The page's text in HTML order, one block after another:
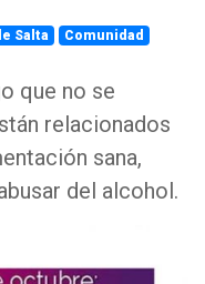
Salta
Comunidad
que no se
relacionados
sana,
del alcohol.